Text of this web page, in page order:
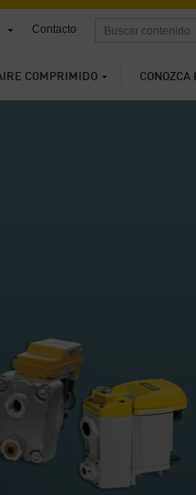
COMPRIMIDO CONOZCA
Contacto